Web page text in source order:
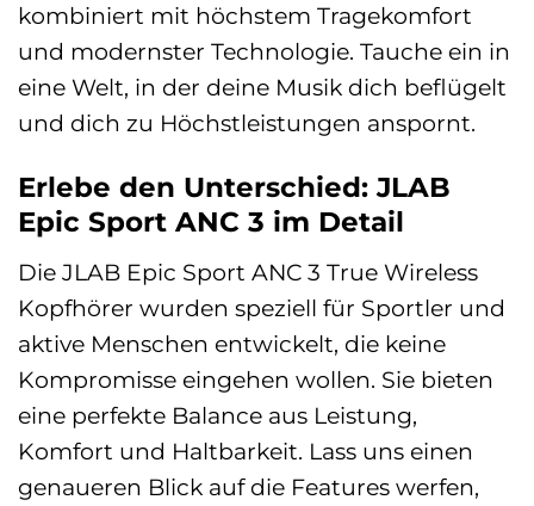
kombiniert mit höchstem Tragekomfort
und modernster Technologie. Tauche ein in
eine Welt, in der deine Musik dich beflügelt
und dich zu Höchstleistungen anspornt.
Erlebe den Unterschied: JLAB
Epic Sport ANC 3 im Detail
Die JLAB Epic Sport ANC 3 True Wireless
Kopfhörer wurden speziell für Sportler und
aktive Menschen entwickelt, die keine
Kompromisse eingehen wollen. Sie bieten
eine perfekte Balance aus Leistung,
Komfort und Haltbarkeit. Lass uns einen
genaueren Blick auf die Features werfen,